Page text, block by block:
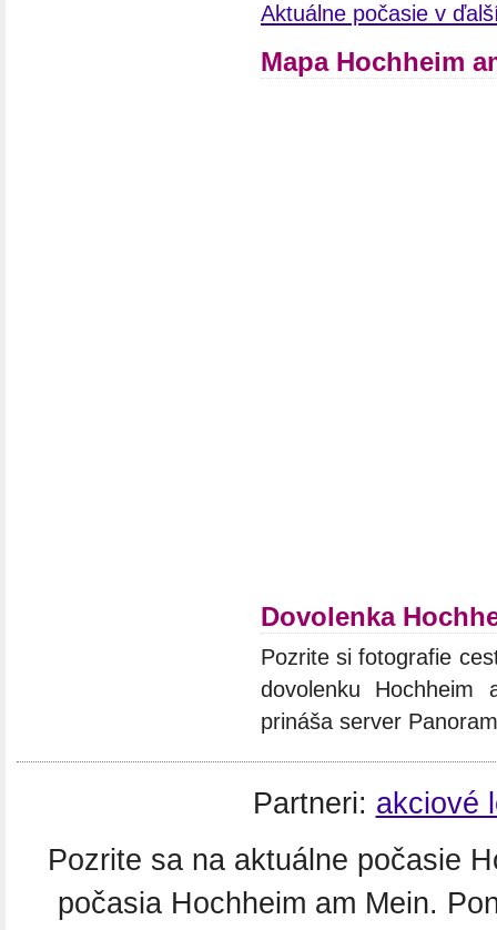
Aktuálne počasie v
Mapa Hochheim
Dovolenka
Pozrite si fotografie
dovolenku
prináša server
Partneri: akciové
Pozrite sa na aktuálne počasie
počasia Hochheim am Mein.